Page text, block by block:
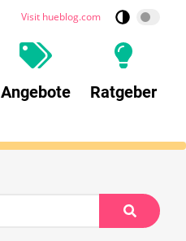
Visit hueblog.com
Angebote Ratgeber